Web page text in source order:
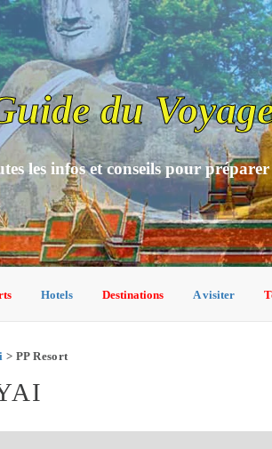
du
les infos et conseils pour
Hotels Destinations A visiter
> PP Resort